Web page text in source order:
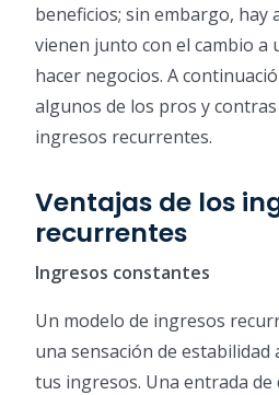
beneficios; sin embargo, hay
vienen junto con el cambio a
hacer negocios. A
algunos de los pros y
ingresos recurrentes.
Ventajas de los
recurrentes
Ingresos constantes
Un modelo de ingresos
una sensación de
tus ingresos. Una entrada